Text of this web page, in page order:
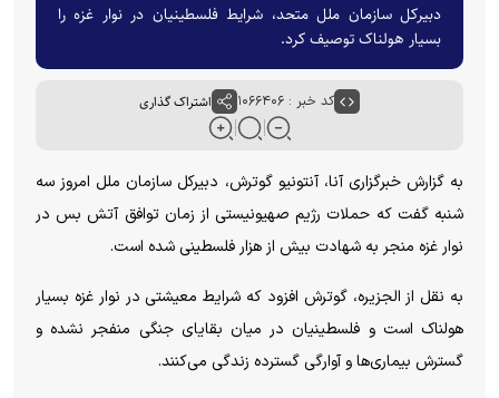
دبیرکل سازمان ملل متحد، شرایط فلسطینیان در نوار غزه را
بسیار هولناک توصیف کرد.
کد خبر : ۱۰۶۶۴۰۶ اشتراک گذاری
به گزارش خبرگزاری آنا، آنتونیو گوترش، دبیرکل سازمان ملل امروز سه
شنبه گفت که حملات رژیم صهیونیستی از زمان توافق آتش بس در
نوار غزه منجر به شهادت بیش از هزار فلسطینی شده است.
به نقل از الجزیره، گوترش افزود که شرایط معیشتی در نوار غزه بسیار
هولناک است و فلسطینیان در میان بقایای جنگی منفجر نشده و
گسترش بیماری‌ها و آوارگی گسترده زندگی می‌کنند.